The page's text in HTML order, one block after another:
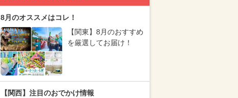
8月のオススメはコレ！
【関東】8月のおすすめ
を厳選してお届け！
【関西】注目のおでかけ情報